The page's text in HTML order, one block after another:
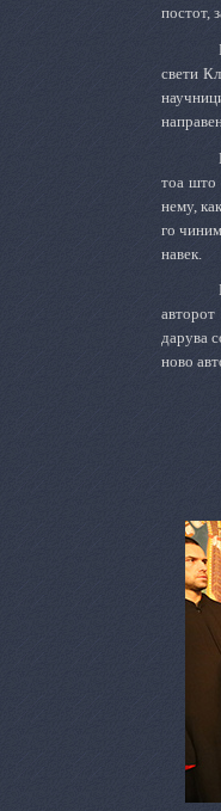
постот,
свети
тоа што
нему,
го
навек.
дарува
ново